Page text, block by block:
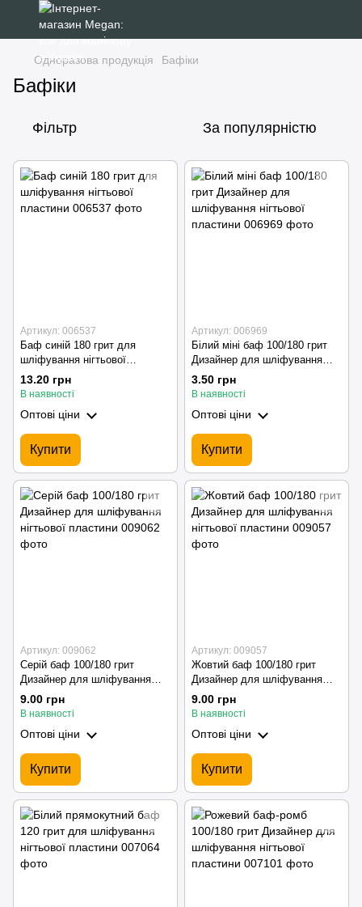
Одноразова продукція Бафіки
Бафіки
Фільтр За популярністю
Артикул: 006537
Баф синій 180 грит для
шліфування нігтьової
пластини
13.20 грн
В наявності
Оптові ціни
Купити
Артикул: 006969
Білий міні баф 100/180 грит
Дизайнер для шліфування
нігтьової пластини
3.50 грн
В наявності
Оптові ціни
Купити
Артикул: 009062
Серій баф 100/180 грит
Дизайнер для шліфування
нігтьової пластини
9.00 грн
В наявності
Оптові ціни
Купити
Артикул: 009057
Жовтий баф 100/180 грит
Дизайнер для шліфування
нігтьової пластини
9.00 грн
В наявності
Оптові ціни
Купити